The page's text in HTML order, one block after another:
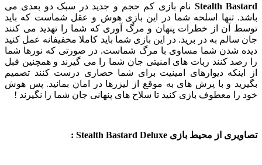
Stealth Bastard نام بازی کم حجم و جدید در سبک دو بعدی می
باشد. تنها اسلحه شما در این بازی هوش و عقل شماست که باید
توسط آن از خطرات پنهان و مرگ آوری که شما را تهدید می کنند
جان سالم به در برید. در این بازی شما باید کاملا مخفیفانه عمل کنید
دیده شدن شما مساوی با مرگ شماست. در صورتی که نورها شما
را رصد کنند ربات های امنیتی جان شما را می گیرند و همچنین قبل
از اینکه دیوارهای امینیت برای شما حصاری درست کنند تصمیم
بگیرید و با پرش های به موقع از لیزرها در امان بمانید. پس هوش
خود را معطوف بازی کنید تا سلاح های پنهانی جان شما را نگیرند !
تصاویری از محیط بازی Stealth Bastard Deluxe :